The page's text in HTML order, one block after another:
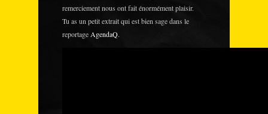
remerciement nous ont fait énormément plaisir.
Tu as un petit extrait qui est bien sage dans le
reportage AgendaQ.